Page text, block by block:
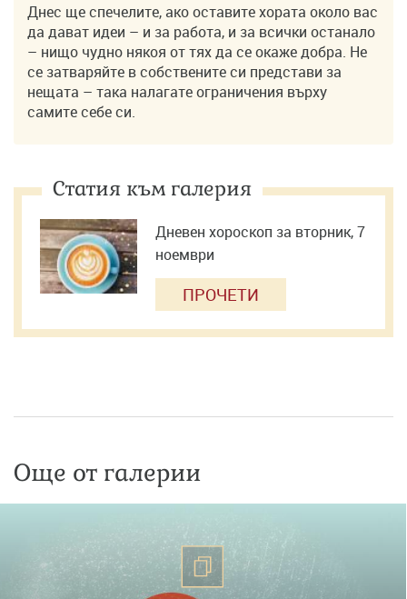
Днес ще спечелите, ако оставите хората около вас
да дават идеи – и за работа, и за всички останало
– нищо чудно някоя от тях да се окаже добра. Не
се затваряйте в собствените си представи за
нещата – така налагате ограничения върху
самите себе си.
Статия към галерия
Дневен хороскоп за вторник, 7
ноември
ПРОЧЕТИ
Още от галерии